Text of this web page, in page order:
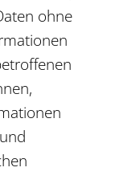
ohne